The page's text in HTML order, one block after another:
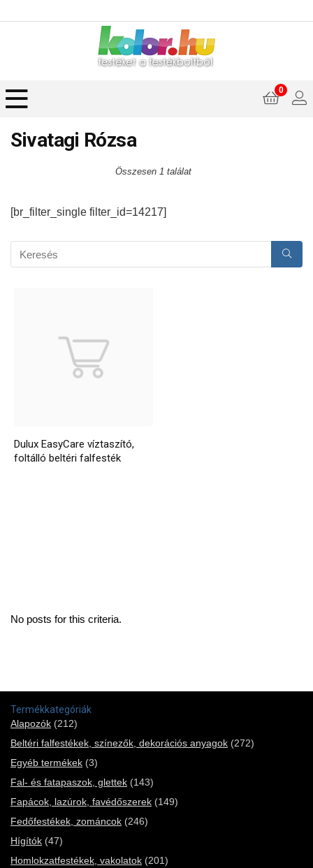
0
Sivatagi Rózsa
Összesen 1 találat
[br_filter_single filter_id=14217]
Dulux EasyCare víztaszító,
foltálló beltéri falfesték
No posts for this criteria.
Termékkategóriák
Alapozók (212)
Beltéri falfestékek, színezők, dekorációs anyagok (272)
Egyéb termékek (3)
Fal- és fatapaszok, glettek (143)
Fapácok, lazúrok, favédőszerek (149)
Fedőfestékek, zománcok (246)
Hígítók (47)
Homlokzatfestékek, vakolatok (201)